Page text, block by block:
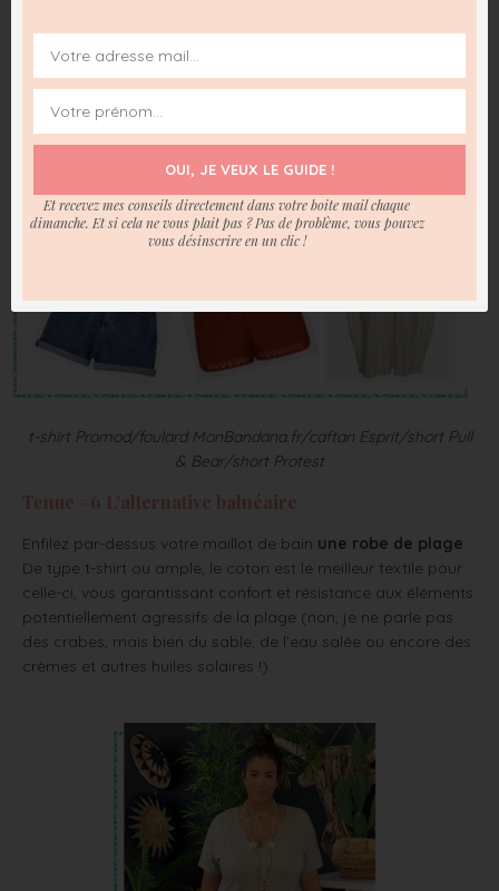
turbans, encore plus efficaces que ce soit pour couvrir
votre chevelure ou pour votre apparence !
t-shirt Promod/foulard MonBandana.fr/caftan Esprit/short Pull
& Bear/short Protest
Enfilez par-dessus votre maillot de bain une robe de plage
De type t-shirt ou ample, le coton est le meilleur textile pour
celle-ci, vous garantissant confort et résistance aux éléments
potentiellement agressifs de la plage (non, je ne parle pas
des crabes, mais bien du sable, de l’eau salée ou encore des
crèmes et autres huiles solaires !).
OUI, JE VEUX LE GUIDE !
Et recevez mes conseils directement dans votre boite mail chaque
dimanche. Et si cela ne vous plait pas ? Pas de problème, vous pouvez
vous désinscrire en un clic !